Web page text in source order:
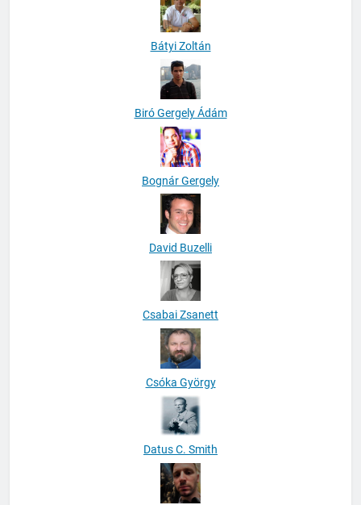
Bátyi Zoltán
Biró Gergely Ádám
Bognár Gergely
David Buzelli
Csabai Zsanett
Csóka György
Datus C. Smith